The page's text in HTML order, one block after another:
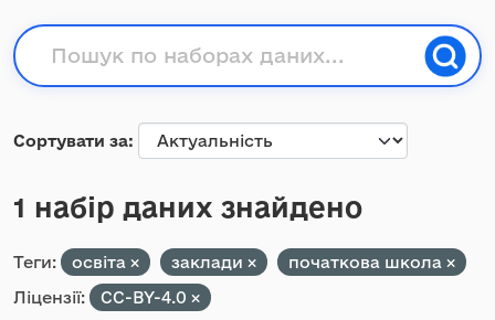
Сортувати за
1 набір даних знайдено
Теги: освіта заклади
початкова школа
Ліцензії:
CC-BY-4.0